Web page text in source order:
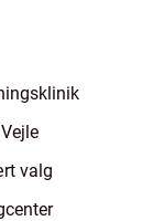
valg